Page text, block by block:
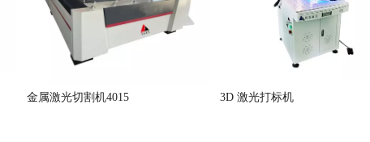
金属激光切割机4015 3D 激光打标机